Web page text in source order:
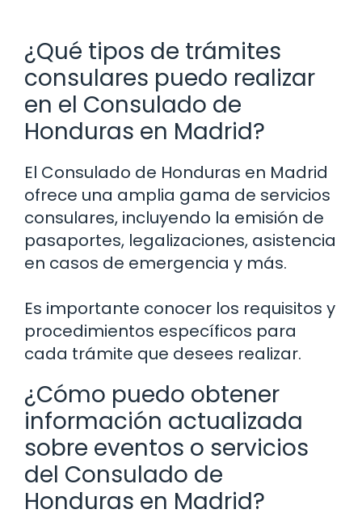
¿Qué tipos de trámites
consulares puedo realizar
en el Consulado de
Honduras en Madrid?
El Consulado de Honduras en Madrid
ofrece una amplia gama de servicios
consulares, incluyendo la emisión de
pasaportes, legalizaciones, asistencia
en casos de emergencia y más.
Es importante conocer los requisitos y
procedimientos específicos para
cada trámite que desees realizar.
¿Cómo puedo obtener
información actualizada
sobre eventos o servicios
del Consulado de
Honduras en Madrid?